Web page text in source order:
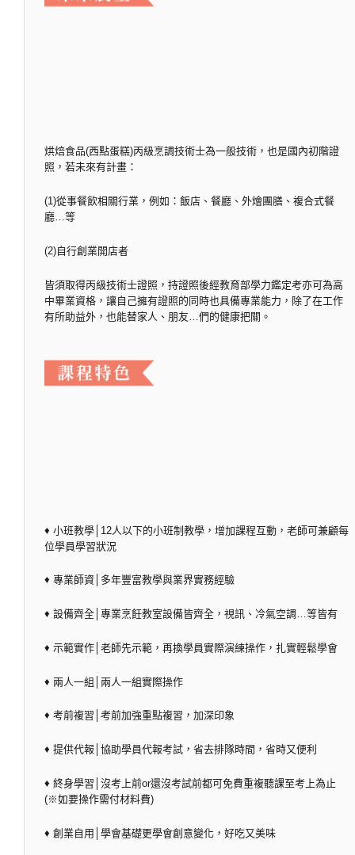
烘焙食品(西點蛋糕)丙級烹調技術士為一般技術，也是國內初階證
照，若未來有計畫：
(1)從事餐飲相關行業，例如：飯店、餐廳、外燴團膳、複合式餐
廳…等
(2)自行創業開店者
皆須取得丙級技術士證照，持證照後經教育部學力鑑定考亦可為高
中畢業資格，讓自己擁有證照的同時也具備專業能力，除了在工作
有所助益外，也能替家人、朋友…們的健康把關。
♦ 小班教學│12人以下的小班制教學，增加課程互動，老師可兼顧每
位學員學習狀況
♦ 專業師資│多年豐富教學與業界實務經驗
♦ 設備齊全│專業烹飪教室設備皆齊全，視訊、冷氣空調…等皆有
♦ 示範實作│老師先示範，再換學員實際演練操作，扎實輕鬆學會
♦ 兩人一組│兩人一組實際操作
♦ 考前複習│考前加強重點複習，加深印象
♦ 提供代報│協助學員代報考試，省去排隊時間，省時又便利
♦ 終身學習│沒考上前or還沒考試前都可免費重複聽課至考上為止
(※如要操作需付材料費)
♦ 創業自用│學會基礎更學會創意變化，好吃又美味